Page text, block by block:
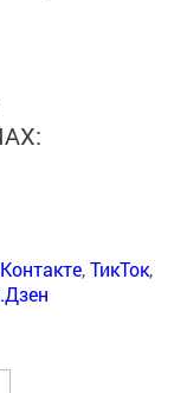
,ТикТок,